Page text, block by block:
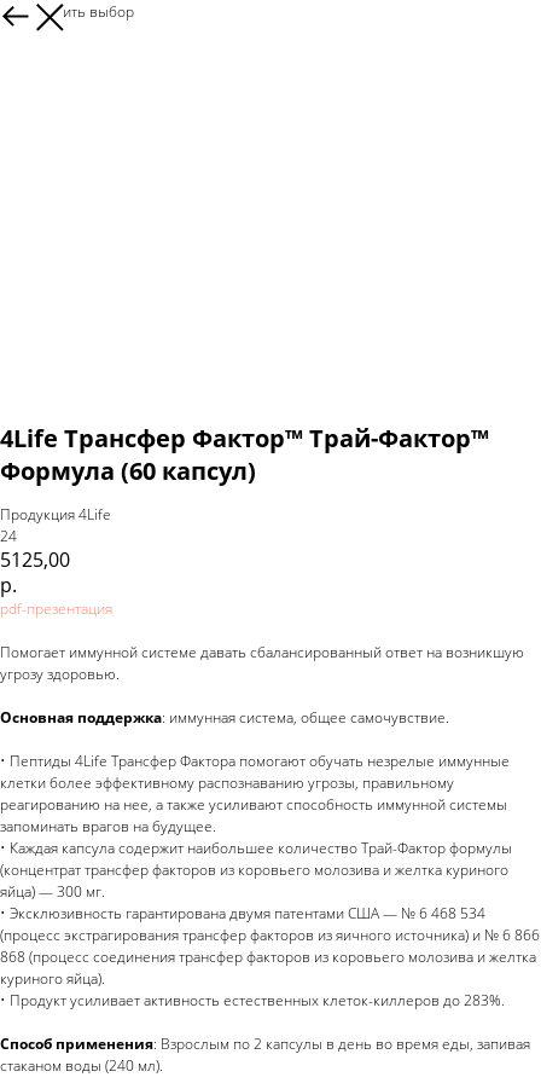
Продолжить выбор
4Life Трансфер Фактор™ Трай-Фактор™
Формула (60 капсул)
Продукция 4Life
24
5125,00
р.
pdf-презентация
Помогает иммунной системе давать сбалансированный ответ на возникшую
угрозу здоровью.
Основная поддержка: иммунная система, общее самочувствие.
• Пептиды 4Life Трансфер Фактора помогают обучать незрелые иммунные
клетки более эффективному распознаванию угрозы, правильному
реагированию на нее, а также усиливают способность иммунной системы
запоминать врагов на будущее.
• Каждая капсула содержит наибольшее количество Трай-Фактор формулы
(концентрат трансфер факторов из коровьего молозива и желтка куриного
яйца) — 300 мг.
• Эксклюзивность гарантирована двумя патентами США — № 6 468 534
(процесс экстрагирования трансфер факторов из яичного источника) и № 6 866
868 (процесс соединения трансфер факторов из коровьего молозива и желтка
куриного яйца).
• Продукт усиливает активность естественных клеток-киллеров до 283%.
Способ применения: Взрослым по 2 капсулы в день во время еды, запивая
стаканом воды (240 мл).